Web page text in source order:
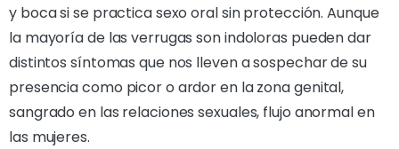
y boca si se practica sexo oral sin protección. Aunque
la mayoría de las verrugas son indoloras pueden dar
distintos síntomas que nos lleven a sospechar de su
presencia como picor o ardor en la zona genital,
sangrado en las relaciones sexuales, flujo anormal en
las mujeres.